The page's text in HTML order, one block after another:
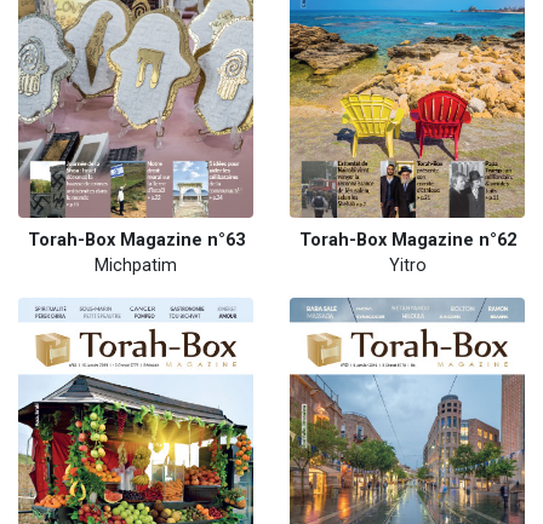
Torah-Box Magazine n°63
Michpatim
Torah-Box Magazine n°62
Yitro